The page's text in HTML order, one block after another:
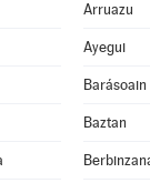
Arruazu
Ayegui
Barásoain
Baztan